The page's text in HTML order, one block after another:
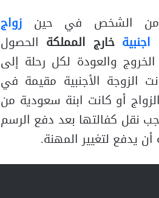
الشخص في حين زواج
خارج المملكة الحصول
والعودة لكل رحلة إلى
الزوجة الأجنبية مقيمة في
أو كانت ابنة سعودية من
نقل كفالتها بعد دفع الرسم
يدفع لتغيير المهنة.